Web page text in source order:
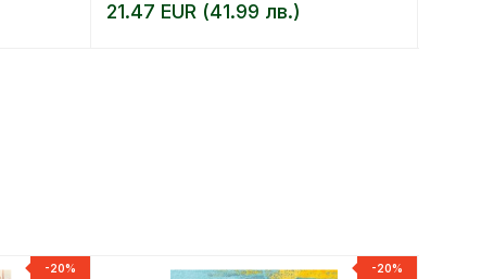
21.47 EUR (41.99 лв.)
-20% -20%